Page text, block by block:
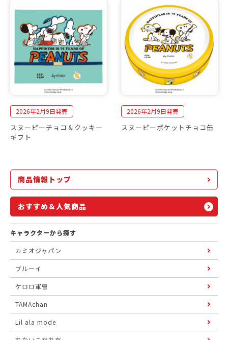
2026年2月9日発売
スヌーピーチョコ＆クッキー
ギフト
2026年2月9日発売
スヌーピーポケットチョコ缶
商品情報トップ
おすすめ＆人気商品
キャラクターから探す
カミオジャパン
ブルーイ
ケロロ軍曹
TAMAchan
Lil ala mode